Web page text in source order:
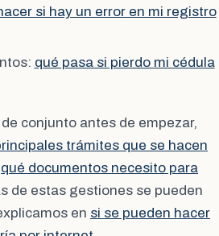
si hay un error en mi registro
qué pasa si pierdo mi cédula
conjunto antes de empezar,
trámites que se hacen
qué documentos necesito para
de estas gestiones se pueden
en si se pueden hacer